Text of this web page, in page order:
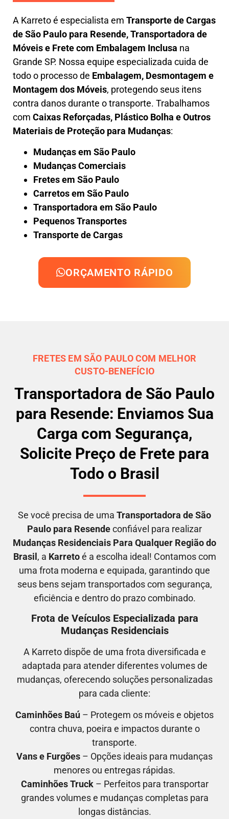
A Karretoé especialista em Transporte de Cargas
de São Paulo para Resende,Transportadora de
Móveis e Frete com Embalagem Inclusa na
Grande SP. Nossa equipe especializada cuida de
todo o processo de Embalagem, Desmontagem e
Montagem dos Móveis, protegendo seus itens
contra danos durante o transporte. Trabalhamos
com Caixas Reforçadas, Plástico Bolha e Outros
Materiais de Proteção para Mudanças:
Mudanças em São Paulo
Mudanças Comerciais
Fretes em São Paulo
Carretos em São Paulo
Transportadora em São Paulo
Pequenos Transportes
Transporte de Cargas
ORÇAMENTO RÁPIDO
FRETES EM SÃO PAULO COM MELHOR
CUSTO-BENEFÍCIO
Transportadora de São Paulo
para Resende: Enviamos Sua
Carga com Segurança,
Solicite Preço de Frete para
Todo o Brasil
Se você precisa de uma Transportadora de São
Paulo para Resendeconfiável para realizar
Mudanças Residenciais Para Qualquer Região do
Brasil , a Karretoé a escolha ideal! Contamos com
uma frota moderna e equipada, garantindo que
seus bens sejam transportados com segurança,
eficiência e dentro do prazo combinado.
Frota de Veículos Especializada para
Mudanças Residenciais
A Karreto dispõe de uma frota diversificada e
adaptada para atender diferentes volumes de
mudanças, oferecendo soluções personalizadas
para cada cliente:
Caminhões Baú – Protegem os móveis e objetos
contra chuva, poeira e impactos durante o
transporte.
Vans e Furgões – Opções ideais para mudanças
menores ou entregas rápidas.
Caminhões Truck– Perfeitos para transportar
grandes volumes e mudanças completas para
longas distâncias.